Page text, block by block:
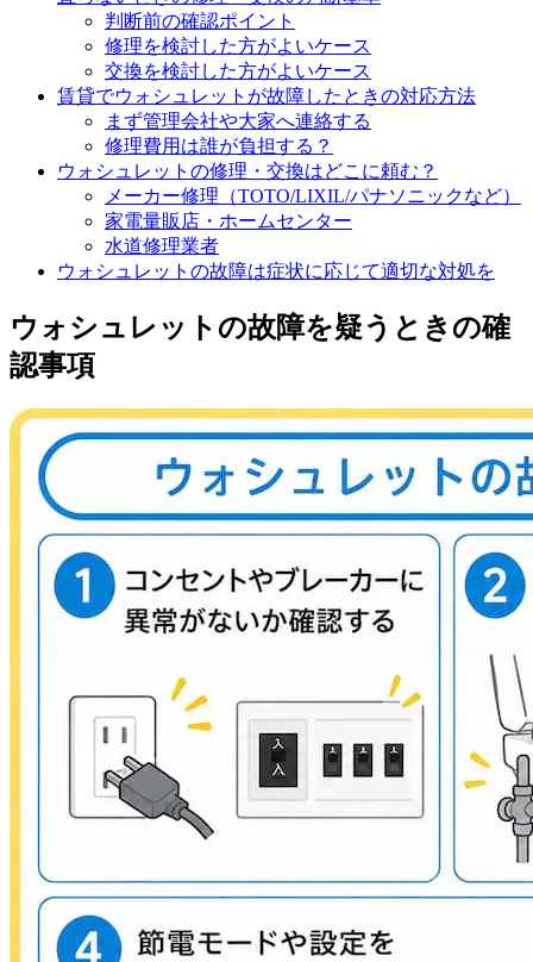
判断前の確認ポイント
修理を検討した方がよいケース
交換を検討した方がよいケース
賃貸でウォシュレットが故障したときの対応方法
まず管理会社や大家へ連絡する
修理費用は誰が負担する？
ウォシュレットの修理・交換はどこに頼む？
メーカー修理（TOTO/LIXIL/パナソニックなど）
家電量販店・ホームセンター
水道修理業者
ウォシュレットの故障は症状に応じて適切な対処を
ウォシュレットの故障を疑うときの確
認事項